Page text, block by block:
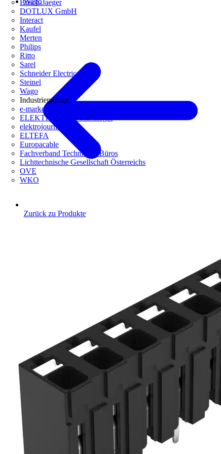
Busch-Jaeger
DOTLUX GmbH
Interact
Kaufel
Merten
Philips
Ritto
Sarel
Schneider Electric
Steinel
Wago
Industriepartner
e-marke
ELEKTRO Daten Serviceges
elektrojournal
ELTEFA
Europacable
Fachverband Technische Büros
Lichttechnische Gesellschaft Österreichs
OVE
WKO
Zurück zu Produkte